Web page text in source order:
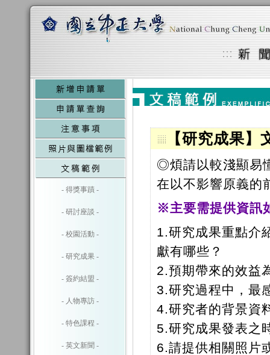
- 得獎事蹟 -
- 研討座談 -
- 校園活動 -
- 研究成果 -
- 簽約結盟 -
- 人物專訪 -
- 特色課程 -
- 英文新聞 -
【研究成果】
◎煩請以較淺顯易
在以不影響原義的
※主要需提供資訊
1.研究成果重點介
獻有哪些？
2.預期帶來的效益
3.研究過程中，最
4.研究者的背景資
5.研究成果發表之
6.請提供相關照片